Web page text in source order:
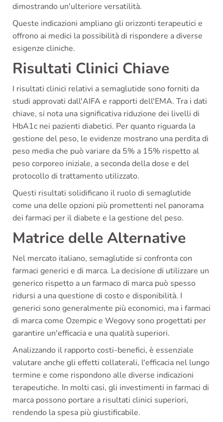
dimostrando un'ulteriore versatilità.
Queste indicazioni ampliano gli orizzonti terapeutici e
offrono ai medici la possibilità di rispondere a diverse
esigenze cliniche.
Risultati Clinici Chiave
I risultati clinici relativi a semaglutide sono forniti da
studi approvati dall'AIFA e rapporti dell'EMA. Tra i dati
chiave, si nota una significativa riduzione dei livelli di
HbA1c nei pazienti diabetici. Per quanto riguarda la
gestione del peso, le evidenze mostrano una perdita di
peso media che può variare da 5% a 15% rispetto al
peso corporeo iniziale, a seconda della dose e del
protocollo di trattamento utilizzato.
Questi risultati solidificano il ruolo di semaglutide
come una delle opzioni più promettenti nel panorama
dei farmaci per il diabete e la gestione del peso.
Matrice delle Alternative
Nel mercato italiano, semaglutide si confronta con
farmaci generici e di marca. La decisione di utilizzare un
generico rispetto a un farmaco di marca può spesso
ridursi a una questione di costo e disponibilità. I
generici sono generalmente più economici, ma i farmaci
di marca come Ozempic e Wegovy sono progettati per
garantire un'efficacia e una qualità superiori.
Analizzando il rapporto costi-benefici, è essenziale
valutare anche gli effetti collaterali, l'efficacia nel lungo
termine e come rispondono alle diverse indicazioni
terapeutiche. In molti casi, gli investimenti in farmaci di
marca possono portare a risultati clinici superiori,
rendendo la spesa più giustificabile.